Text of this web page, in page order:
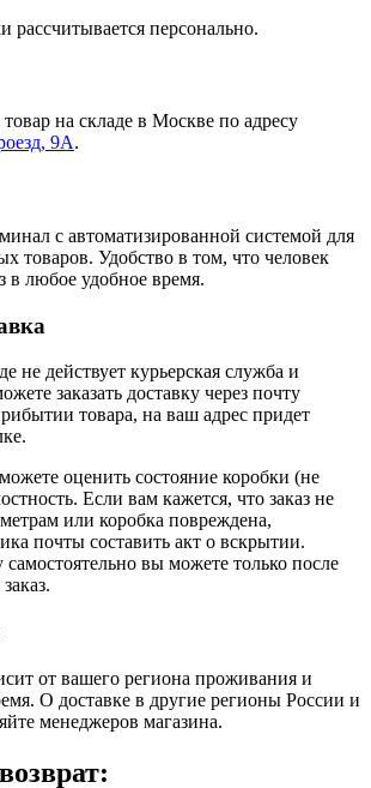
рассчитывается персонально.
на складе в Москве по адресу
9А.
с автоматизированной системой для
товаров. Удобство в том, что человек
в любое удобное время.
не действует курьерская служба и
заказать доставку через почту
товара, на ваш адрес придет
оценить состояние коробки (не
Если вам кажется, что заказ не
или коробка повреждена,
почты составить акт о вскрытии.
вы можете только после
от вашего региона проживания и
О доставке в другие регионы России и
менеджеров магазина.